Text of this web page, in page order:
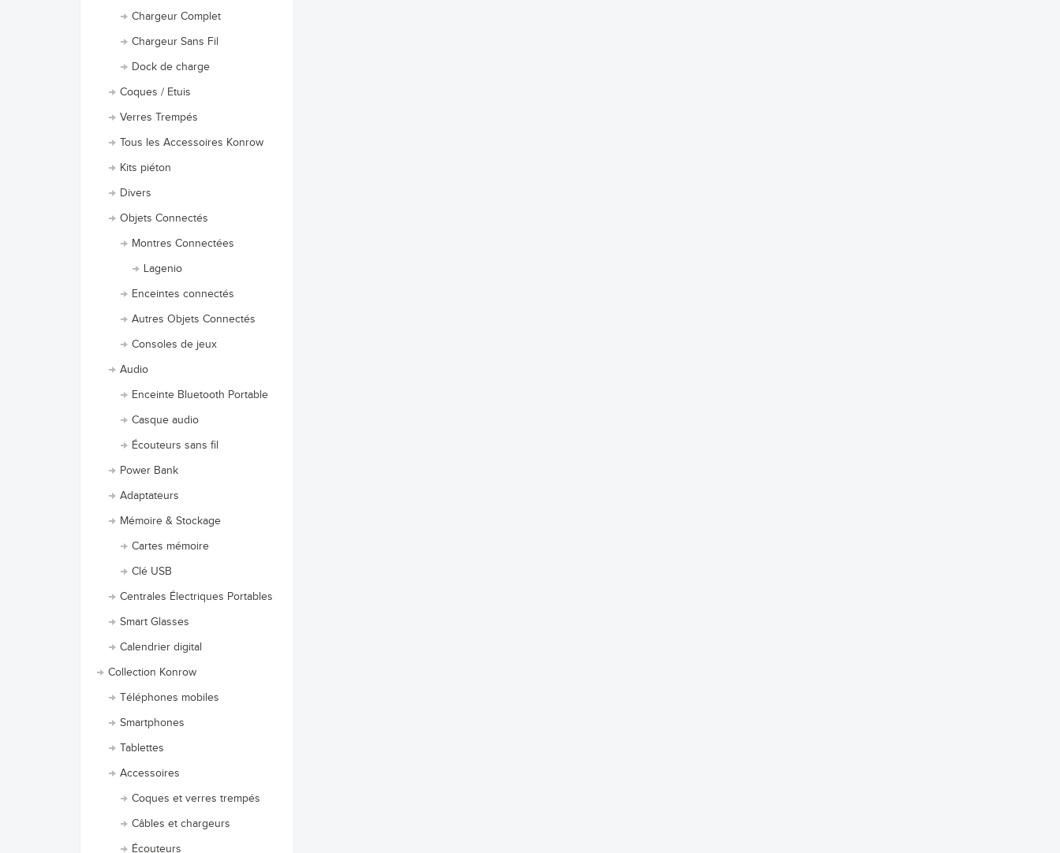
Chargeur Complet
Chargeur Sans Fil
Dock de charge
Coques / Etuis
Verres Trempés
Tous les Accessoires Konrow
Kits piéton
Divers
Objets Connectés
Montres Connectées
Lagenio
Enceintes connectés
Autres Objets Connectés
Consoles de jeux
Audio
Enceinte Bluetooth Portable
Casque audio
Écouteurs sans fil
Power Bank
Adaptateurs
Mémoire & Stockage
Cartes mémoire
Clé USB
Centrales Électriques Portables
Smart Glasses
Calendrier digital
Collection Konrow
Téléphones mobiles
Smartphones
Tablettes
Accessoires
Coques et verres trempés
Câbles et chargeurs
Écouteurs